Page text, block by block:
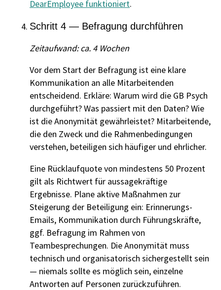
DearEmployee funktioniert.
Schritt 4 — Befragung durchführen
Zeitaufwand: ca. 4 Wochen
Vor dem Start der Befragung ist eine klare
Kommunikation an alle Mitarbeitenden
entscheidend. Erkläre: Warum wird die GB Psych
durchgeführt? Was passiert mit den Daten? Wie
ist die Anonymität gewährleistet? Mitarbeitende,
die den Zweck und die Rahmenbedingungen
verstehen, beteiligen sich häufiger und ehrlicher.
Eine Rücklaufquote von mindestens 50 Prozent
gilt als Richtwert für aussagekräftige
Ergebnisse. Plane aktive Maßnahmen zur
Steigerung der Beteiligung ein: Erinnerungs-
Emails, Kommunikation durch Führungskräfte,
ggf. Befragung im Rahmen von
Teambesprechungen. Die Anonymität muss
technisch und organisatorisch sichergestellt sein
— niemals sollte es möglich sein, einzelne
Antworten auf Personen zurückzuführen.